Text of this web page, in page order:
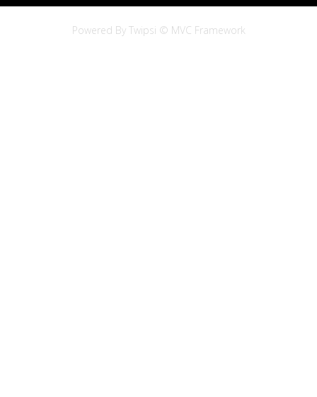
Powered By Twipsi © MVC Framework